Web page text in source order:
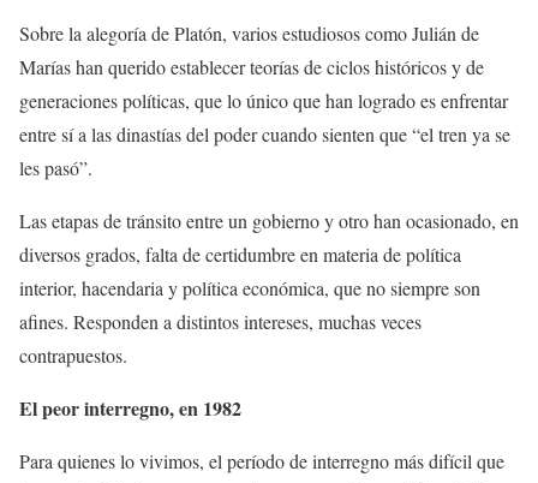
Sobre la alegoría de Platón, varios estudiosos como Julián de
Marías han querido establecer teorías de ciclos históricos y de
generaciones políticas, que lo único que han logrado es enfrentar
entre sí a las dinastías del poder cuando sienten que “el tren ya se
les pasó”.
Las etapas de tránsito entre un gobierno y otro han ocasionado, en
diversos grados, falta de certidumbre en materia de política
interior, hacendaria y política económica, que no siempre son
afines. Responden a distintos intereses, muchas veces
contrapuestos.
El peor interregno, en 1982
Para quienes lo vivimos, el período de interregno más difícil que